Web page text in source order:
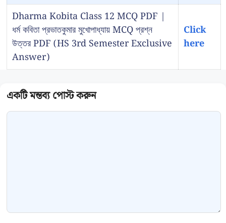
Dharma Kobita Class 12 MCQ PDF |
ধর্ম কবিতা প্রভাতকুমার মুখোপাধ্যায় MCQ প্রশ্ন
উত্তর PDF (HS 3rd Semester Exclusive
Answer)
Click
here
Comment